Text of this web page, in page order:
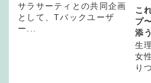
サラサーティとの共同企画
として、Tバックユーザ
ー...
こ
プ
添
生
女
り